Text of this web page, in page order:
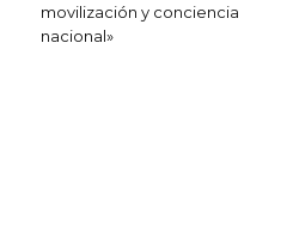
movilización y conciencia
nacional»